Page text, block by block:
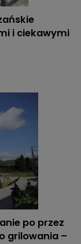
i ciekawymi
po przez
grilowania –